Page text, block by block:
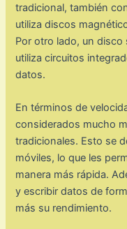
tradicional, también
utiliza discos
Por otro lado, un disco
utiliza circuitos
datos.
En términos de
considerados mucho
tradicionales. Esto se
móviles, lo que les
manera más rápida.
y escribir datos de
más su rendimiento.